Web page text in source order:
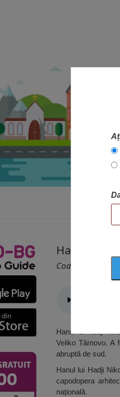
Hanul lui
Cod 2483
Hanul lui Hadji
Veliko Tărnovo. A
abruptă de sud.
Hanul lui Hadji
capodopera
națională.